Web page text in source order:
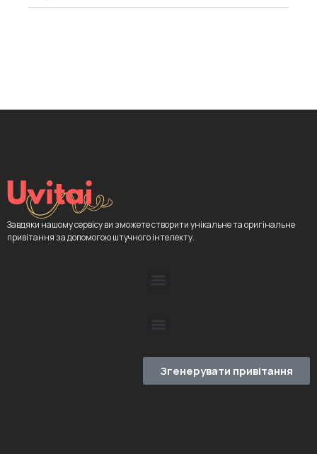
Завдяки нашому сервісу ви зможете створити унікальне та оригінальне
привітання за допомогою штучного інтелекту.
Згенерувати привітання